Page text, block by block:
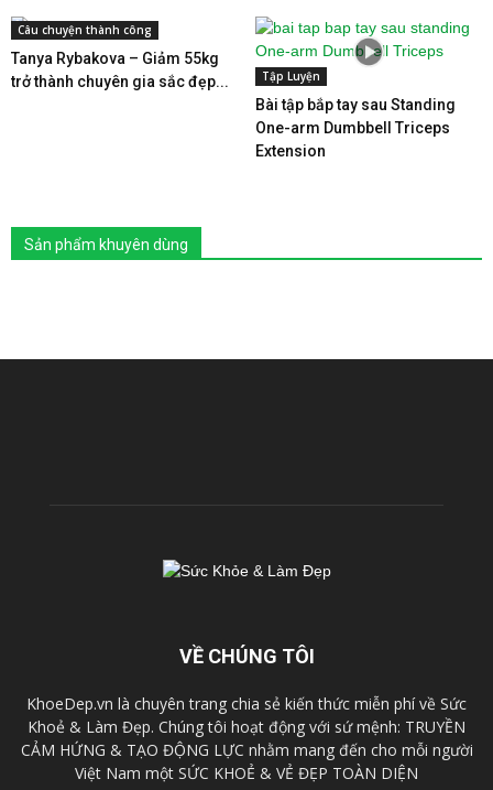
Câu chuyện thành công
Tanya Rybakova – Giảm 55kg
trở thành chuyên gia sắc đẹp...
Tập Luyện
Bài tập bắp tay sau Standing
One-arm Dumbbell Triceps
Extension
Sản phẩm khuyên dùng
VỀ CHÚNG TÔI
KhoeDep.vn là chuyên trang chia sẻ kiến thức miễn phí về Sức
Khoẻ & Làm Đẹp. Chúng tôi hoạt động với sứ mệnh: TRUYỀN
CẢM HỨNG & TẠO ĐỘNG LỰC nhằm mang đến cho mỗi người
Việt Nam một SỨC KHOẺ & VẺ ĐẸP TOÀN DIỆN